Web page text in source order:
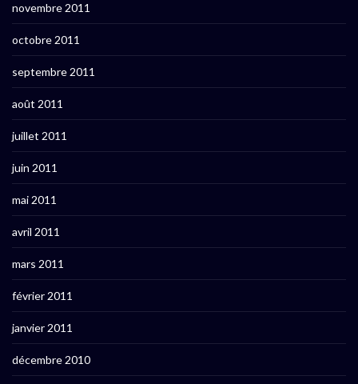
novembre 2011
octobre 2011
septembre 2011
août 2011
juillet 2011
juin 2011
mai 2011
avril 2011
mars 2011
février 2011
janvier 2011
décembre 2010